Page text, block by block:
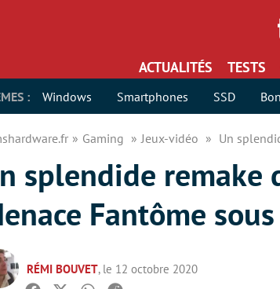
ACTUALITÉS TESTS
: Windows Smartphones SSD
Gaming Jeux-vidéo Un
splendide remake
Fantôme
RÉMI BOUVET, le 12 octobre 2020